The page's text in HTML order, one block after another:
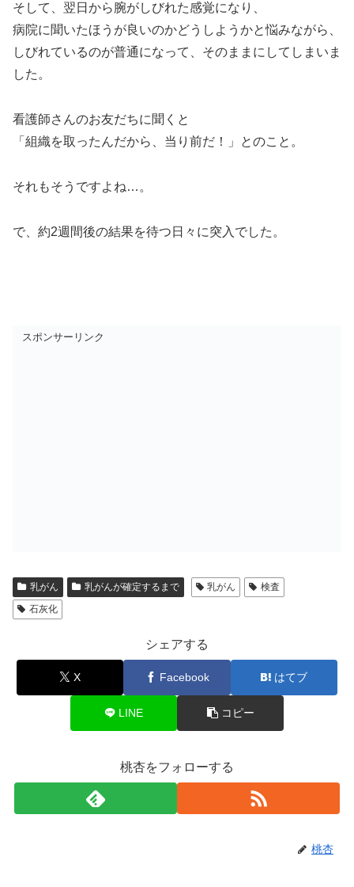
そして、翌日から腕がしびれた感覚になり、
病院に聞いたほうが良いのかどうしようかと悩みながら、
しびれているのが普通になって、そのままにしてしまいま
した。
看護師さんのお友だちに聞くと
「組織を取ったんだから、当り前だ！」とのこと。
それもそうですよね…。
で、約2週間後の結果を待つ日々に突入でした。
スポンサーリンク
乳がん 乳がんが確定するまで 乳がん
検査
石灰化
シェアする
X Facebook はてブ
LINE コピー
桃杏をフォローする
桃杏